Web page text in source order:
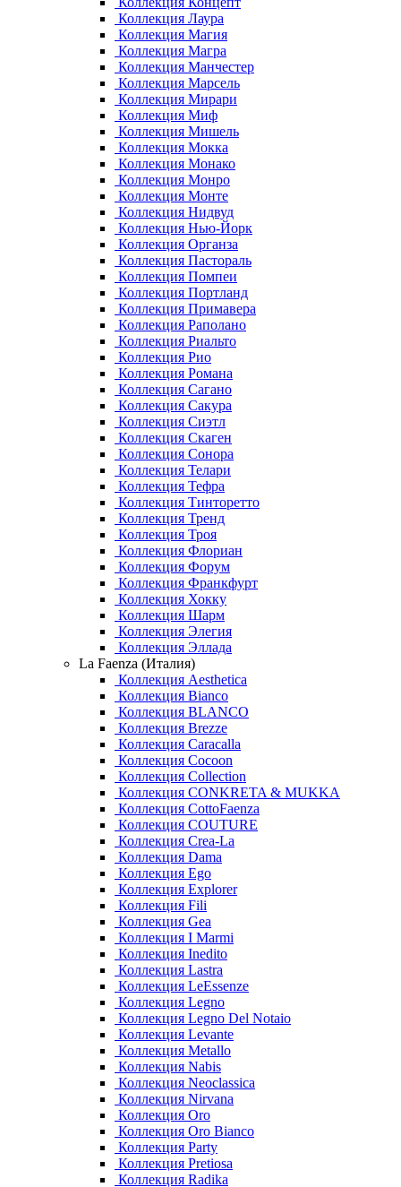
Коллекция Лаура
Коллекция Магия
Коллекция Магра
Коллекция Манчестер
Коллекция Марсель
Коллекция Мирари
Коллекция Миф
Коллекция Мишель
Коллекция Мокка
Коллекция Монако
Коллекция Монро
Коллекция Монте
Коллекция Нидвуд
Коллекция Нью-Йорк
Коллекция Органза
Коллекция Пастораль
Коллекция Помпеи
Коллекция Портланд
Коллекция Примавера
Коллекция Раполано
Коллекция Риальто
Коллекция Рио
Коллекция Романа
Коллекция Сагано
Коллекция Сакура
Коллекция Сиэтл
Коллекция Скаген
Коллекция Сонора
Коллекция Телари
Коллекция Тефра
Коллекция Тинторетто
Коллекция Тренд
Коллекция Троя
Коллекция Флориан
Коллекция Форум
Коллекция Франкфурт
Коллекция Хокку
Коллекция Шарм
Коллекция Элегия
Коллекция Эллада
La Faenza (Италия)
Коллекция Aesthetica
Коллекция Bianco
Коллекция BLANCO
Коллекция Brezze
Коллекция Caracalla
Коллекция Cocoon
Коллекция Collection
Коллекция CONKRETA & MUKKA
Коллекция CottoFaenza
Коллекция COUTURE
Коллекция Crea-La
Коллекция Dama
Коллекция Ego
Коллекция Explorer
Коллекция Fili
Коллекция Gea
Коллекция I Marmi
Коллекция Inedito
Коллекция Lastra
Коллекция LeEssenze
Коллекция Legno
Коллекция Legno Del Notaio
Коллекция Levante
Коллекция Metallo
Коллекция Nabis
Коллекция Neoclassica
Коллекция Nirvana
Коллекция Oro
Коллекция Oro Bianco
Коллекция Party
Коллекция Pretiosa
Коллекция Radika